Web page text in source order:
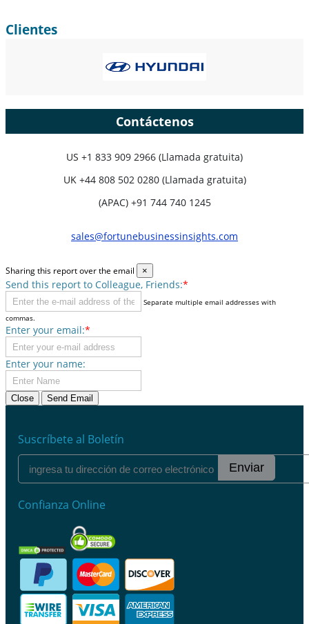
Clientes
Contáctenos
US +1 833 909 2966 (Llamada gratuita)
UK +44 808 502 0280 (Llamada gratuita)
(APAC) +91 744 740 1245
sales@fortunebusinessinsights.com
Sharing this report over the email ×
Send this report to Colleague, Friends:*
Separate multiple email addresses with
commas.
Enter your email:*
Enter your name:
Close Send Email
Suscríbete al Boletín
Enviar
Confianza Online